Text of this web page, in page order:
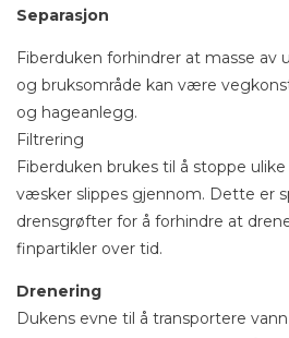
Separasjon
Fiberduken forhindrer at masse av
og bruksområde kan være
og hageanlegg.
Filtrering
Fiberduken brukes til å stoppe
væsker slippes gjennom. Dette er
drensgrøfter for å forhindre at
finpartikler over tid.
Drenering
Dukens evne til å transportere